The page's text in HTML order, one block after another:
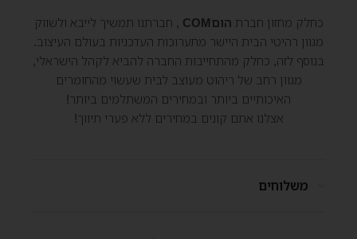
כחלק מחזון חברת הוםCOM
, חברתנו תמשיך לייבא ולשווק
מגוון רהיטי הבית היישר מתערוכות העדכניות בעולם העיצוב.
בנוסף לזה, כחלק מהתחייבות החברה להביא לקהל הישראלי,
מגוון רחב של ריהוט מעוצב לבית שעשוי מהחומרים
האיכותיים ביותר ובמחירים המשתלמים ביותר!
אצלנו אתם קונים במחירים ללא פערי תיווך!
משלוחים